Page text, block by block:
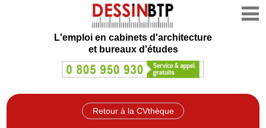
L'emploi en cabinets d'architecture
et bureaux d'études
Retour à la CVthèque